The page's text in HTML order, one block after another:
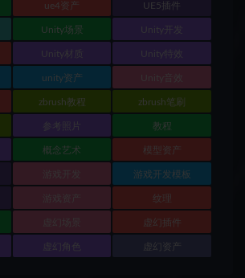
ue4资产 UE5插件
Unity场景 Unity开发
Unity材质 Unity特效
unity资产 Unity音效
zbrush教程 zbrush笔刷
参考照片 教程
概念艺术 模型资产
游戏开发 游戏开发模板
游戏资产 纹理
虚幻场景 虚幻插件
虚幻角色 虚幻资产